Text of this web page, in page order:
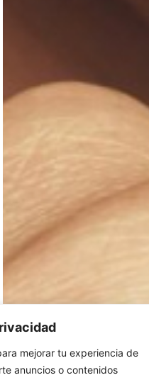
mejorar tu experiencia de
anuncios o contenidos